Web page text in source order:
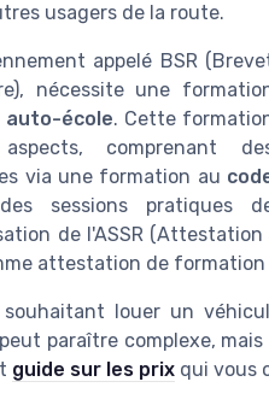
usagers de la route.
appelé BSR
nécessite une
auto-école. Cette
comprenant
via une formation au
sessions pratiques
de l'ASSR
attestation de formation
souhaitant louer un
paraître complexe,
guide sur les prix qui vous